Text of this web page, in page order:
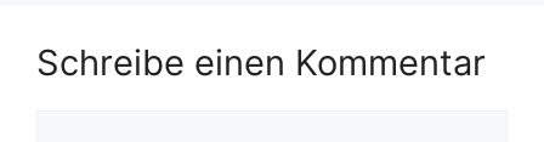
Schreibe einen Kommentar